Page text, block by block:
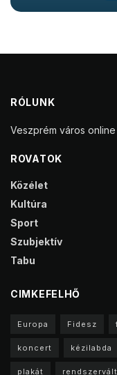
RÓLUNK
Veszprém város
ROVATOK
Közélet
Kultúra
Sport
Szubjektív
Tabu
CIMKEFELHŐ
Europa Fidesz
koncert kézilabda
plakát